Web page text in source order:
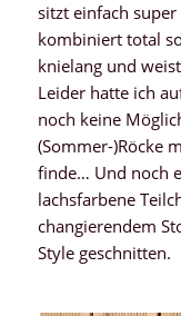
sitzt einfach
kombiniert total
knielang und
Leider hatte ich
noch keine
(Sommer-)Röcke
finde… Und noch
lachsfarbene
changierendem
Style geschnitten.